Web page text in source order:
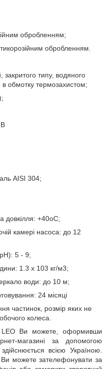
обробленням;
обробленням.
типу, водяного
обмотку термозахистом;
AISI 304;
довкілля: +40oС;
камері насоса: до 12
5 - 9;
1.3 х 103 кг/м3;
води: до 10 м;
24 місяці
частинок, розмір яких не
колеса.
LEO Ви можете, оформивши
магазині за допомогою
всією Україною.
можете зателефонувати за